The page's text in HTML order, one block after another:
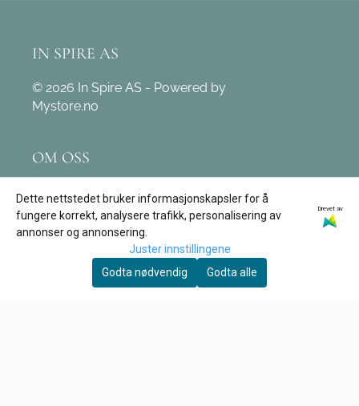
IN SPIRE AS
© 2026 In Spire AS - Powered by
Mystore.no
OM OSS
Leivdalsvegen 171
6774 Nordfjordeid
Org. nr. 890 162 312
Dette nettstedet bruker informasjonskapsler for å
fungere korrekt, analysere trafikk, personalisering av
annonser og annonsering.
Drevet av
Juster innstillingene
Godta nødvendig
Godta alle